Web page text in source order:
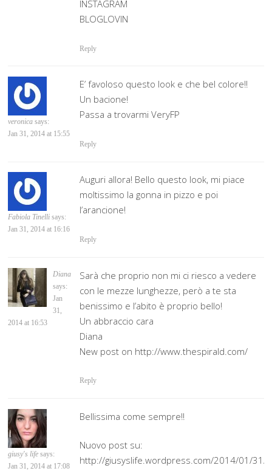
INSTAGRAM
BLOGLOVIN
Reply
veronica says:
Jan 31, 2014 at 15:55
E’ favoloso questo look e che bel colore!!
Un bacione!
Passa a trovarmi VeryFP
Reply
Fabiola Tinelli says:
Jan 31, 2014 at 16:16
Auguri allora! Bello questo look, mi piace
moltissimo la gonna in pizzo e poi
l’arancione!
Reply
Diana
says:
Jan
31,
2014 at 16:53
Sarà che proprio non mi ci riesco a vedere
con le mezze lunghezze, però a te sta
benissimo e l’abito è proprio bello!
Un abbraccio cara
Diana
New post on http://www.thespirald.com/
Reply
giusy's life says:
Jan 31, 2014 at 17:08
Bellissima come sempre!!
Nuovo post su:
http://giusyslife.wordpress.com/2014/01/31/